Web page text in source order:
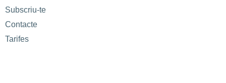
Subscriu-te
Contacte
Tarifes